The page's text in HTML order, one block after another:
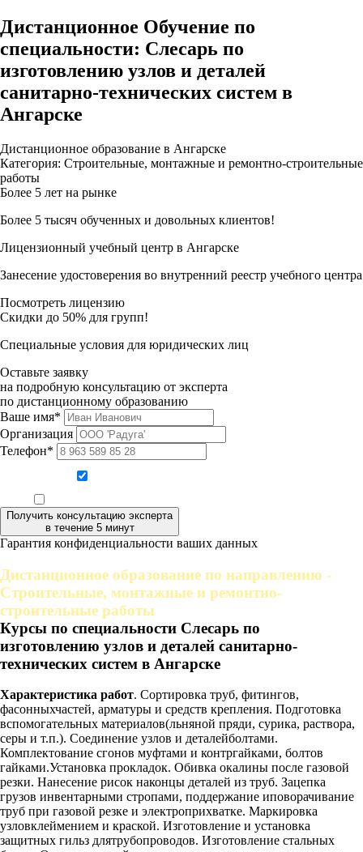
Дистанционное Обучение по
специальности: Слесарь по
изготовлению узлов и деталей
санитарно-технических систем в
Ангарске
Дистанционное образование в Ангарске
Категория: Строительные, монтажные и ремонтно-строительные
работы
Более 5 лет на рынке
Более 5 тысяч обученных и довольных клиентов!
Лицензионный учебный центр в Ангарске
Занесение удостоверения во внутренний реестр учебного центра
Посмотреть лицензию
Скидки до 50% для групп!
Специальные условия для юридических лиц
Оставьте заявку
на подробную консультацию от эксперта
по дистанционному образованию
Ваше имя*
Организация
Телефон*
Получить консультацию эксперта
в течение 5 минут
Гарантия конфиденциальности ваших данных
Дистанционное образование по направлению -
Строительные, монтажные и ремонтно-
строительные работы
Курсы по специальности Слесарь по
изготовлению узлов и деталей санитарно-
технических систем в Ангарске
Характеристика работ. Сортировка труб, фитингов,
фасонныхчастей, арматуры и средств крепления. Подготовка
вспомогательных материалов(льняной пряди, сурика, раствора,
серы и т.п.). Соединение узлов и деталейболтами.
Комплектование сгонов муфтами и контргайками, болтов
гайками.Установка прокладок. Обивка окалины после газовой
резки. Нанесение рисок наконцы деталей из труб. Зацепка
грузов инвентарными стропами, поддержание иповорачивание
труб при газовой резке и электроприхватке. Маркировка
узловклеймением и краской. Изготовление и установка
защитных гильз длятрубопроводов. Изготовление стальных